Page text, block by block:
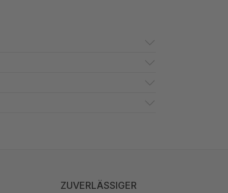
ZUVERLÄSSIGER